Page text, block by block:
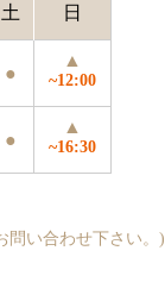
土 日
●
▲
~12:00
●
▲
~16:30
問い合わせ下さい。)